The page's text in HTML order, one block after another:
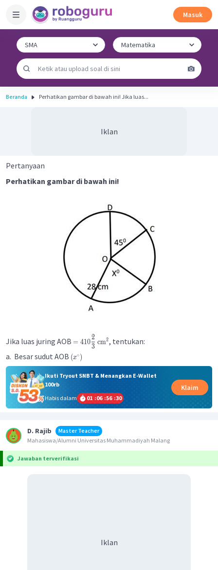
Masuk
Beranda Perhatikan gambar di bawah ini! Jika luas...
Iklan
Pertanyaan
Perhatikan gambar di bawah ini!
Jika luas juring AOB = 410
3
2
cm2, tentukan:
a. Besar sudut AOB (x∘)
Ikuti Tryout SNBT & Menangkan E-Wallet
100rb
Habis dalam
01 :06 :56 :30
Klaim
D. Rajib
Master Teacher
Mahasiswa/Alumni Universitas Muhammadiyah Malang
Jawaban terverifikasi
Iklan